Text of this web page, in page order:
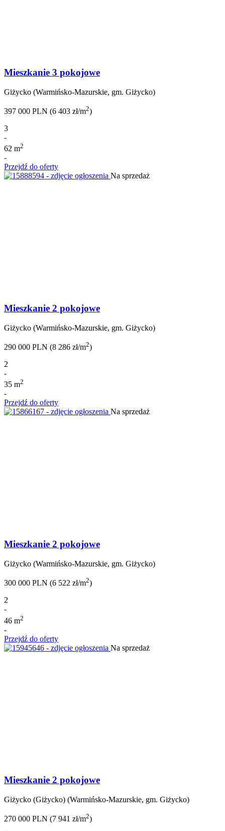
Mieszkanie 3 pokojowe
Giżycko (Warmińsko-Mazurskie, gm. Giżycko)
397 000 PLN (6 403 zł/m2)
3
-
62 m2
-
Przejdź do oferty
Na sprzedaż
Mieszkanie 2 pokojowe
Giżycko (Warmińsko-Mazurskie, gm. Giżycko)
290 000 PLN (8 286 zł/m2)
2
-
35 m2
-
Przejdź do oferty
Na sprzedaż
Mieszkanie 2 pokojowe
Giżycko (Warmińsko-Mazurskie, gm. Giżycko)
300 000 PLN (6 522 zł/m2)
2
-
46 m2
-
Przejdź do oferty
Na sprzedaż
Mieszkanie 2 pokojowe
Giżycko (Giżycko) (Warmińsko-Mazurskie, gm. Giżycko)
270 000 PLN (7 941 zł/m2)